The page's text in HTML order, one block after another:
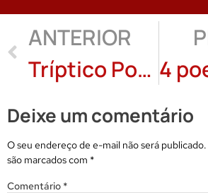
ANTERIOR
Tríptico Poema _ Vida e Morte: Wanda Monteiro
Deixe um comentário
O seu endereço de e-mail não será publicado.
são marcados com *
Comentário *